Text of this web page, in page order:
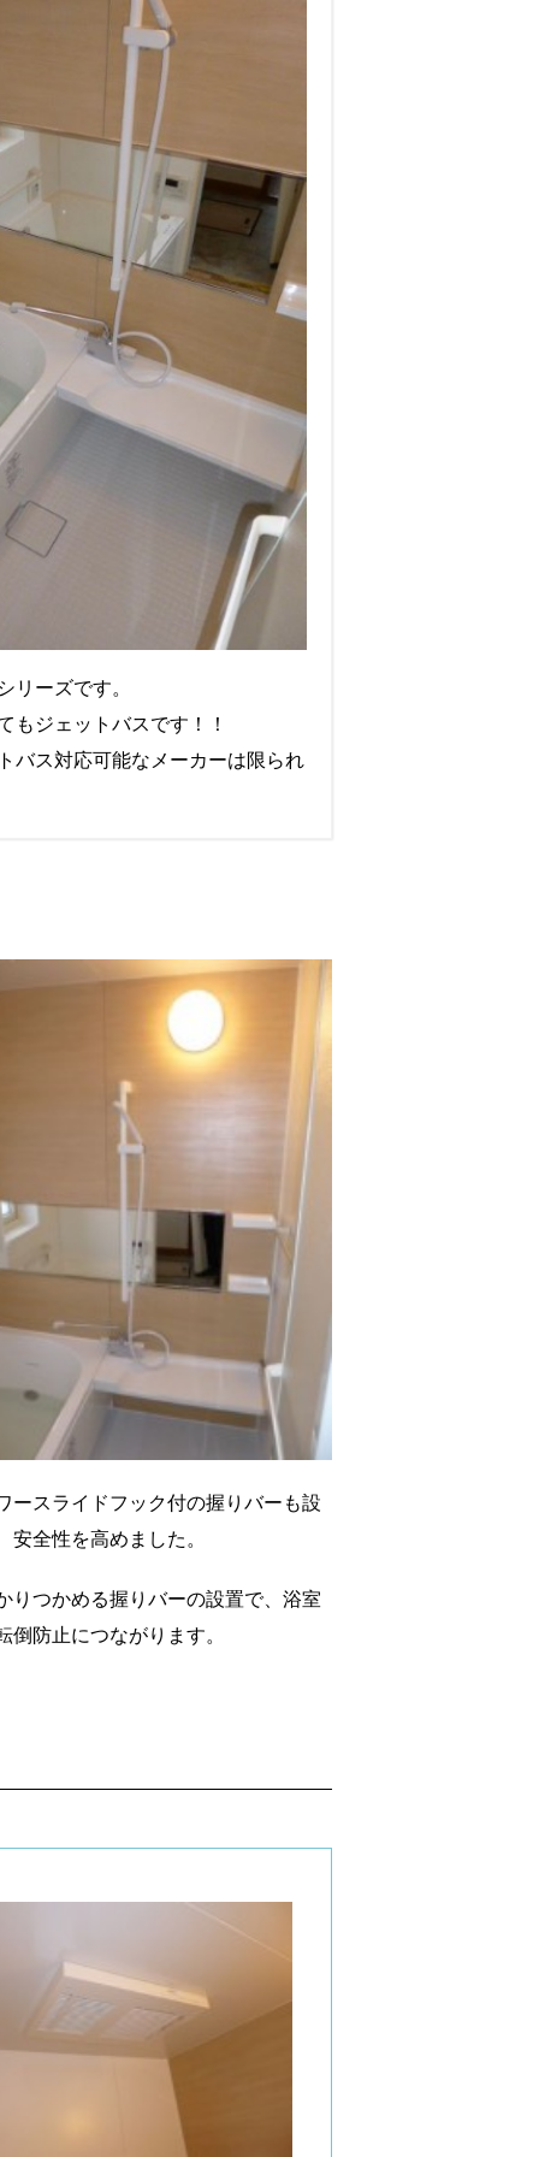
リーズです。
もジェットバスです！！
バス対応可能なメーカーは限られ
ースライドフック付の握りバーも設
安全性を高めました。
りつかめる握りバーの設置で、浴室
倒防止につながります。